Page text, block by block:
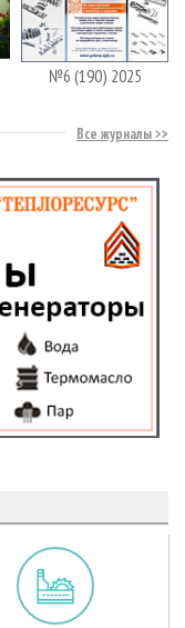
№6 (190) 2025
Все журналы